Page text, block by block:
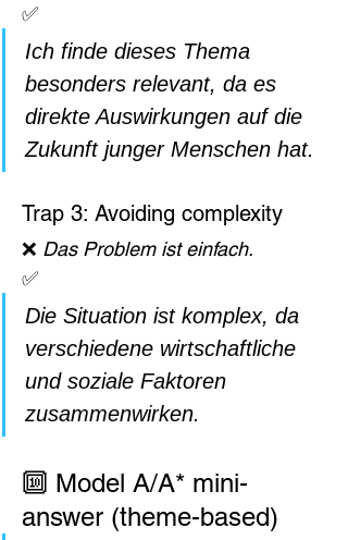
✅
Ich finde dieses Thema
besonders relevant, da es
direkte Auswirkungen auf die
Zukunft junger Menschen hat.
Trap 3: Avoiding complexity
❌ Das Problem ist einfach.
✅
Die Situation ist komplex, da
verschiedene wirtschaftliche
und soziale Faktoren
zusammenwirken.
🔟 Model A/A* mini-
answer (theme-based)